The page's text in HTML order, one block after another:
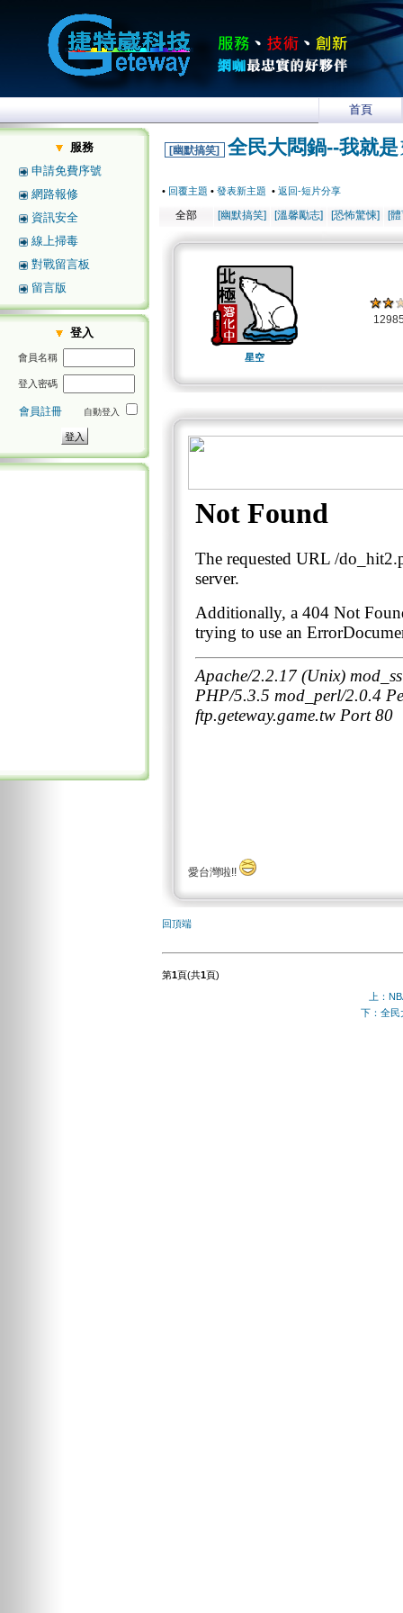
首頁
服務
申請免費序號
網路報修
資訊安全
線上掃毒
對戰留言板
留言版
登入
會員名稱
登入密碼
會員註冊 自動登入
[幽默搞笑] 全民大悶鍋--我就是
• 回覆主題 • 發表新主題 • 返回-短片分享
全部 [幽默搞笑] [溫馨勵志] [恐怖驚悚] [
星空
愛台灣啦!!
回頂端
第1頁(共1頁)
上：
下：全民